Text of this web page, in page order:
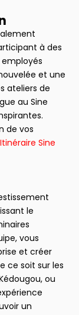
à des
et une
ateliers de
au Sine
de vos
Itinéraire Sine
le
vous
et créer
ce soit sur les
ou
un